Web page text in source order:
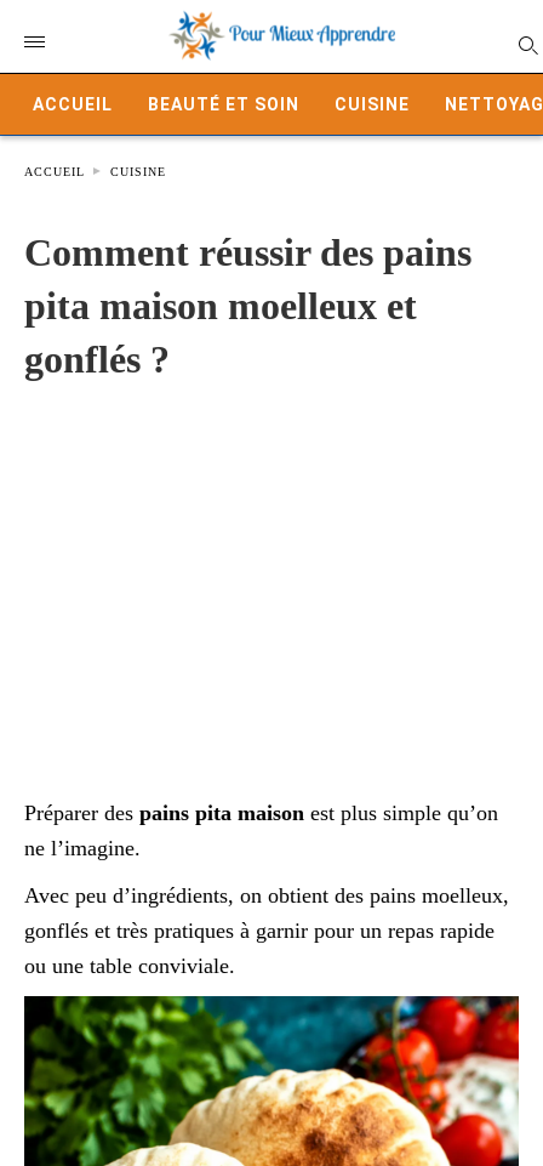
ACCUEIL BEAUTÉ ET SOIN CUISINE
ACCUEIL CUISINE
Comment réussir des pains
pita maison moelleux et
gonflés ?
Préparer des pains pita maison est plus simple qu’on
ne l’imagine.
Avec peu d’ingrédients, on obtient des pains moelleux,
gonflés et très pratiques à garnir pour un repas rapide
ou une table conviviale.